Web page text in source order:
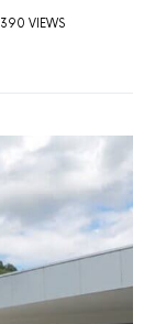
390 VIEWS